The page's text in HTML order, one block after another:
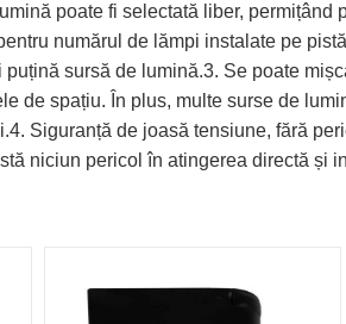
poate fi selectată liber,
numărul de lămpi instalate pe
sursă de lumină.3. Se poate
de spațiu. În plus, multe surse de
Siguranță de joasă tensiune, fără
niciun pericol în atingerea directă și